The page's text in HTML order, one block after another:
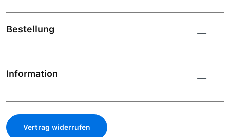
Bestellung
Information
Vertrag widerrufen